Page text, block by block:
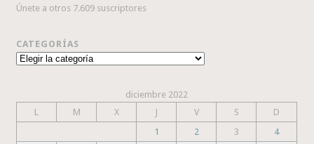
Únete a otros 7.609 suscriptores
CATEGORÍAS
Categorías
diciembre 2022
L
M X J V S
D
1
2 3
4